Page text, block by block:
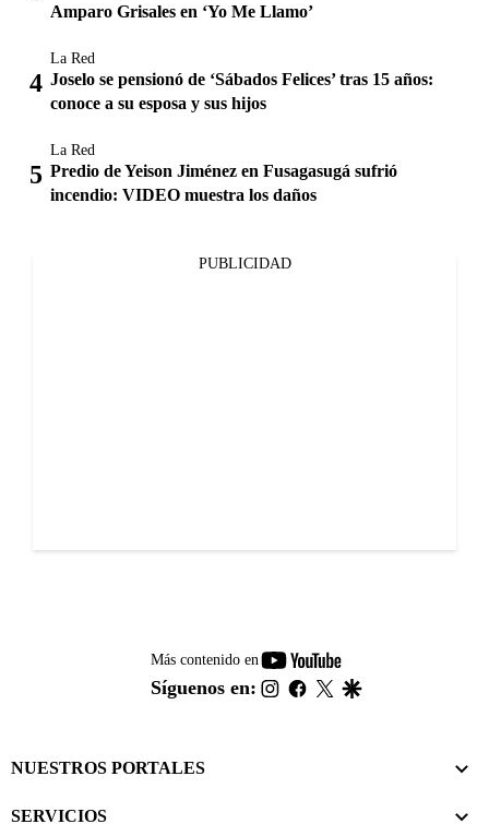
Amparo Grisales en ‘Yo Me Llamo’
La Red
Joselo se pensionó de ‘Sábados Felices’ tras 15 años:
conoce a su esposa y sus hijos
La Red
Predio de Yeison Jiménez en Fusagasugá sufrió
incendio: VIDEO muestra los daños
PUBLICIDAD
Más contenido en
youtube-
footer
Síguenos en: instagram
facebook
twitter
NUESTROS PORTALES
SERVICIOS